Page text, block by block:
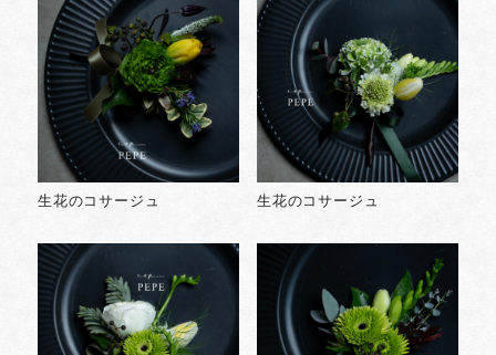
生花のコサージュ 生花のコサージュ